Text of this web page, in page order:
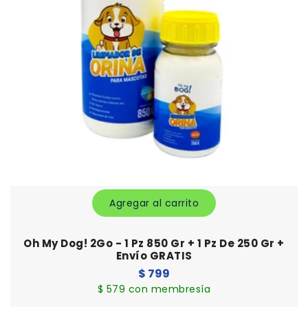
Agregar al carrito
Oh My Dog! 2Go - 1 Pz 850 Gr + 1 Pz De 250 Gr +
Envío GRATIS
Precio
habitual
$ 799
$ 579 con membresía